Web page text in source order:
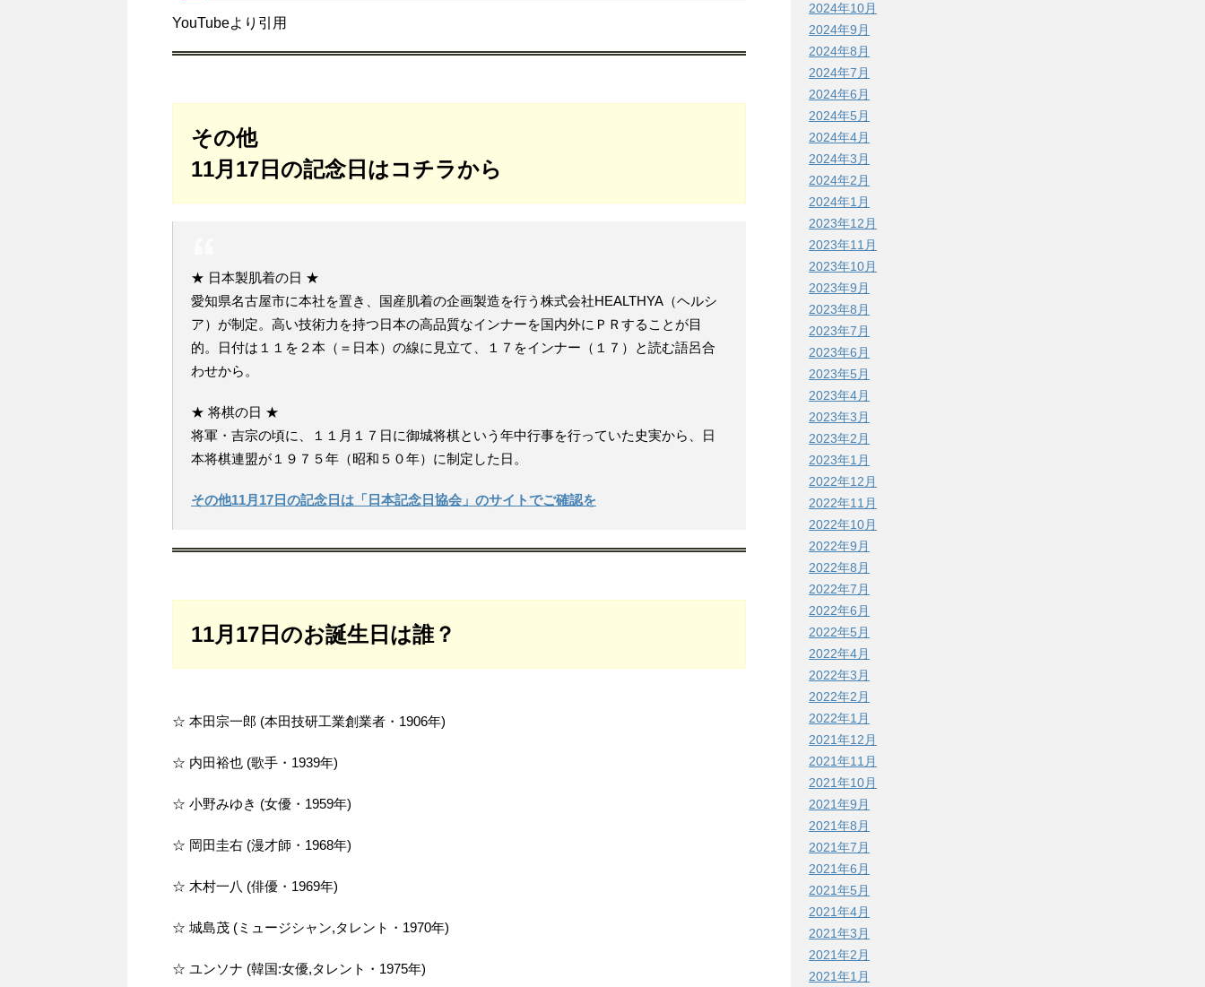
YouTubeより引用
その他
11月17日の記念日はコチラから
★ 日本製肌着の日 ★
愛知県名古屋市に本社を置き、国産肌着の企画製造を行う株式会社HEALTHYA（ヘルシ
ア）が制定。高い技術力を持つ日本の高品質なインナーを国内外にＰＲすることが目
的。日付は１１を２本（＝日本）の線に見立て、１７をインナー（１７）と読む語呂合
わせから。
★ 将棋の日 ★
将軍・吉宗の頃に、１１月１７日に御城将棋という年中行事を行っていた史実から、日
本将棋連盟が１９７５年（昭和５０年）に制定した日。
その他11月17日の記念日は「日本記念日協会」のサイトでご確認を
11月17日のお誕生日は誰？
☆ 本田宗一郎 (本田技研工業創業者・1906年)
☆ 内田裕也 (歌手・1939年)
☆ 小野みゆき (女優・1959年)
☆ 岡田圭右 (漫才師・1968年)
☆ 木村一八 (俳優・1969年)
☆ 城島茂 (ミュージシャン,タレント・1970年)
☆ ユンソナ (韓国:女優,タレント・1975年)
2024年10月
2024年9月
2024年8月
2024年7月
2024年6月
2024年5月
2024年4月
2024年3月
2024年2月
2024年1月
2023年12月
2023年11月
2023年10月
2023年9月
2023年8月
2023年7月
2023年6月
2023年5月
2023年4月
2023年3月
2023年2月
2023年1月
2022年12月
2022年11月
2022年10月
2022年9月
2022年8月
2022年7月
2022年6月
2022年5月
2022年4月
2022年3月
2022年2月
2022年1月
2021年12月
2021年11月
2021年10月
2021年9月
2021年8月
2021年7月
2021年6月
2021年5月
2021年4月
2021年3月
2021年2月
2021年1月